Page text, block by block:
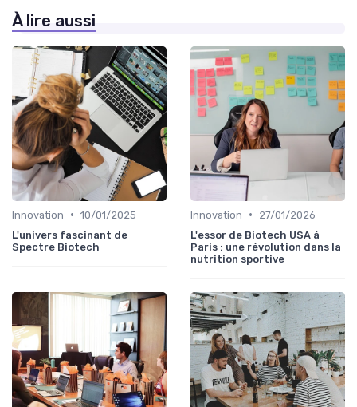
À lire aussi
Innovation • 10/01/2025
L'univers fascinant de
Spectre Biotech
Innovation •
27/01/2026
L'essor de Biotech USA à
Paris : une révolution dans la
nutrition sportive